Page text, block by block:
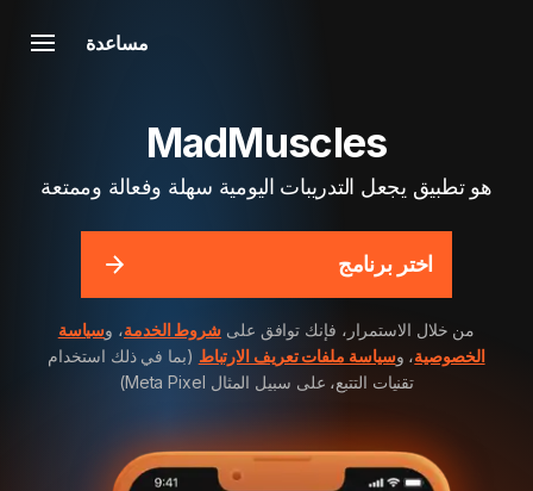
مساعدة
MadMuscles
هو تطبيق يجعل التدريبات اليومية سهلة وفعالة وممتعة
اختر برنامج
من خلال الاستمرار، فإنك توافق على شروط الخدمة، وسياسة
الخصوصية، وسياسة ملفات تعريف الارتباط (بما في ذلك استخدام
تقنيات التتبع، على سبيل المثال Meta Pixel)